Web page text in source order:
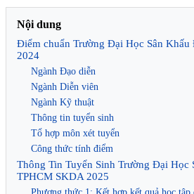
Nội dung
Điểm chuẩn Trường Đại Học Sân
2024
Ngành Đạo diễn
Ngành Diễn viên
Ngành Kỹ thuật
Thông tin tuyển sinh
Tổ hợp môn xét tuyển
Công thức tính điểm
Thông Tin Tuyển Sinh Trường Đại Học
TPHCM SKDA 2025